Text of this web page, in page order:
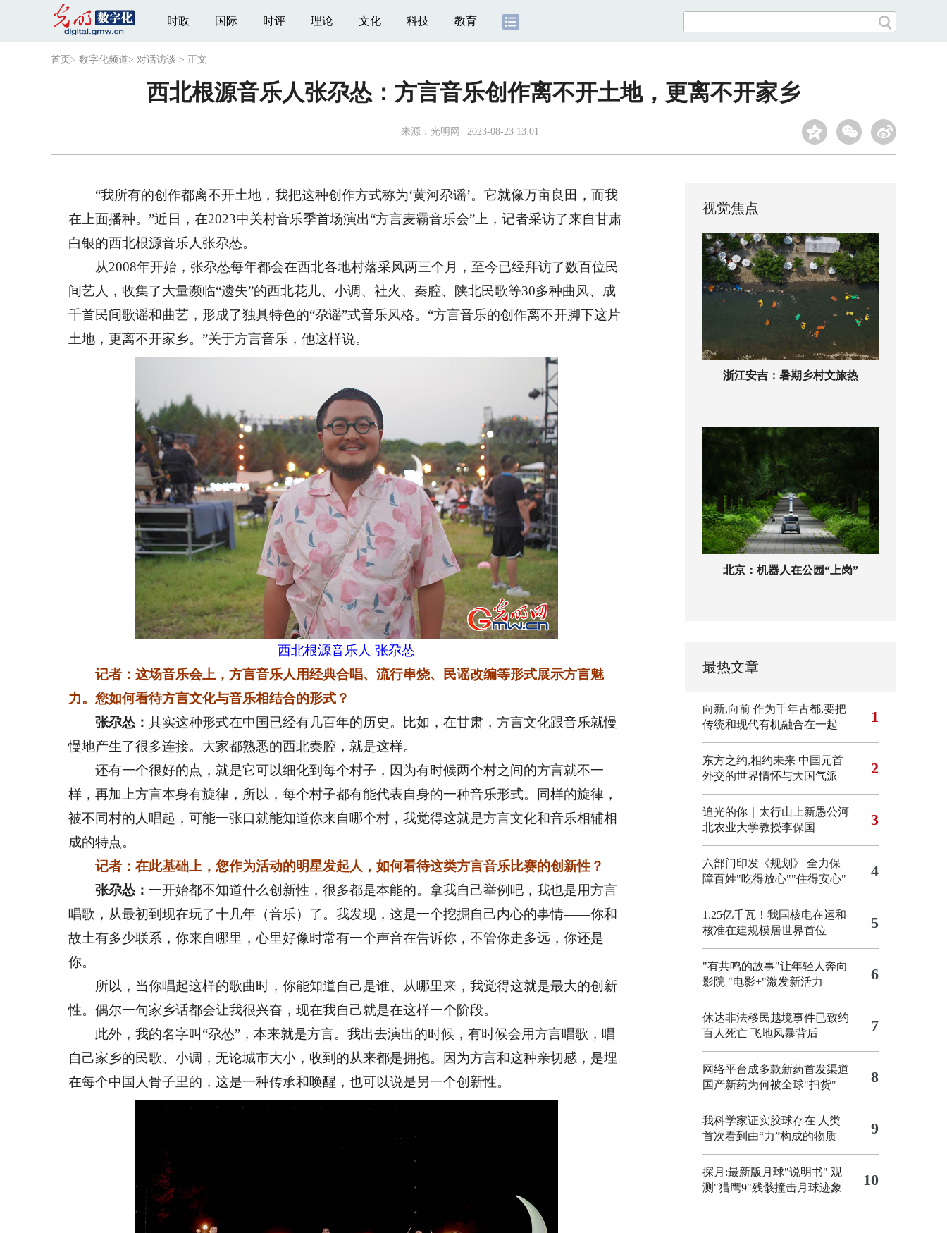
时政 国际 时评 理论 文化 科技 教育
首页 > 数字化频道> 对话访谈 > 正文
西北根源音乐人张尕怂：方言音乐创作离不开土地，更离不开家乡
来源：光明网 2023-08-23 13:01
“我所有的创作都离不开土地，我把这种创作方式称为‘黄河尕谣’。它就像万亩良田，而我
在上面播种。”近日，在2023中关村音乐季首场演出“方言麦霸音乐会”上，记者采访了来自甘肃
白银的西北根源音乐人张尕怂。
从2008年开始，张尕怂每年都会在西北各地村落采风两三个月，至今已经拜访了数百位民
间艺人，收集了大量濒临“遗失”的西北花儿、小调、社火、秦腔、陕北民歌等30多种曲风、成
千首民间歌谣和曲艺，形成了独具特色的“尕谣”式音乐风格。“方言音乐的创作离不开脚下这片
土地，更离不开家乡。”关于方言音乐，他这样说。
西北根源音乐人 张尕怂
记者：这场音乐会上，方言音乐人用经典合唱、流行串烧、民谣改编等形式展示方言魅
力。您如何看待方言文化与音乐相结合的形式？
张尕怂：其实这种形式在中国已经有几百年的历史。比如，在甘肃，方言文化跟音乐就慢
慢地产生了很多连接。大家都熟悉的西北秦腔，就是这样。
还有一个很好的点，就是它可以细化到每个村子，因为有时候两个村之间的方言就不一
样，再加上方言本身有旋律，所以，每个村子都有能代表自身的一种音乐形式。同样的旋律，
被不同村的人唱起，可能一张口就能知道你来自哪个村，我觉得这就是方言文化和音乐相辅相
成的特点。
记者：在此基础上，您作为活动的明星发起人，如何看待这类方言音乐比赛的创新性？
张尕怂：一开始都不知道什么创新性，很多都是本能的。拿我自己举例吧，我也是用方言
唱歌，从最初到现在玩了十几年（音乐）了。我发现，这是一个挖掘自己内心的事情——你和
故土有多少联系，你来自哪里，心里好像时常有一个声音在告诉你，不管你走多远，你还是
你。
所以，当你唱起这样的歌曲时，你能知道自己是谁、从哪里来，我觉得这就是最大的创新
性。偶尔一句家乡话都会让我很兴奋，现在我自己就是在这样一个阶段。
此外，我的名字叫“尕怂”，本来就是方言。我出去演出的时候，有时候会用方言唱歌，唱
自己家乡的民歌、小调，无论城市大小，收到的从来都是拥抱。因为方言和这种亲切感，是埋
在每个中国人骨子里的，这是一种传承和唤醒，也可以说是另一个创新性。
视觉焦点
浙江安吉：暑期乡村文旅热
北京：机器人在公园“上岗”
最热文章
向新,向前 作为千年古都,要把
传统和现代有机融合在一起
1
东方之约,相约未来 中国元首
外交的世界情怀与大国气派
2
追光的你｜太行山上新愚公河
北农业大学教授李保国
3
六部门印发《规划》 全力保
障百姓"吃得放心""住得安心"
4
1.25亿千瓦！我国核电在运和
核准在建规模居世界首位
5
"有共鸣的故事"让年轻人奔向
影院 "电影+"激发新活力 6
休达非法移民越境事件已致约
百人死亡 飞地风暴背后 7
网络平台成多款新药首发渠道
国产新药为何被全球"扫货"
8
我科学家证实胶球存在 人类
首次看到由“力”构成的物质
9
探月:最新版月球"说明书" 观
测"猎鹰9"残骸撞击月球迹象
10